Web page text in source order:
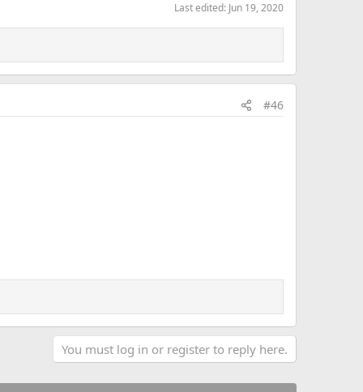
Last edited: Jun 19, 2020
#46
You must log in or register to reply here.